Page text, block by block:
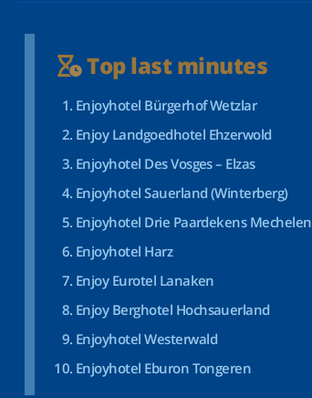
Top last minutes
Enjoyhotel Bürgerhof Wetzlar
Enjoy Landgoedhotel Ehzerwold
Enjoyhotel Des Vosges – Elzas
Enjoyhotel Sauerland (Winterberg)
Enjoyhotel Drie Paardekens Mechelen
Enjoyhotel Harz
Enjoy Eurotel Lanaken
Enjoy Berghotel Hochsauerland
Enjoyhotel Westerwald
Enjoyhotel Eburon Tongeren